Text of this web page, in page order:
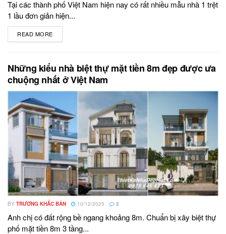
Tại các thành phố Việt Nam hiện nay có rất nhiều mẫu nhà 1 trệt
1 lầu đơn giản hiện...
READ MORE
Những kiểu nhà biệt thự mặt tiền 8m đẹp được ưa
chuộng nhất ở Việt Nam
BY TRƯƠNG KHẮC BẢN 10/12/2025 2
Anh chị có đất rộng bề ngang khoảng 8m. Chuẩn bị xây biệt thự
phố mặt tiền 8m 3 tầng...